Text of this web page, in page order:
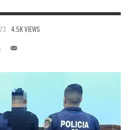
4.5K VIEWS